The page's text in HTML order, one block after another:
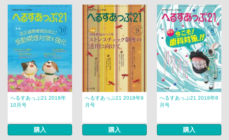
へるすあっぷ21 2018年
10月号
購入
へるすあっぷ21 2018年9
月号
購入
へるすあっぷ21 2018年8
月号
購入